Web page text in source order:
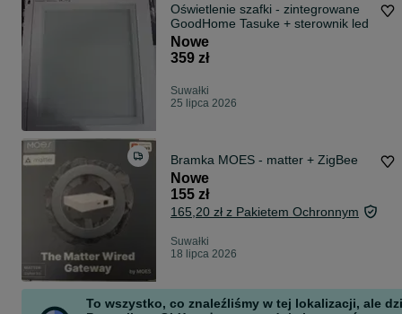
Oświetlenie szafki - zintegrowane
GoodHome Tasuke + sterownik led
Nowe
359 zł
Suwałki
25 lipca 2026
Bramka MOES - matter + ZigBee
Nowe
155 zł
165,20 zł z Pakietem Ochronnym
Suwałki
18 lipca 2026
To wszystko, co znaleźliśmy w tej lokalizacji, ale